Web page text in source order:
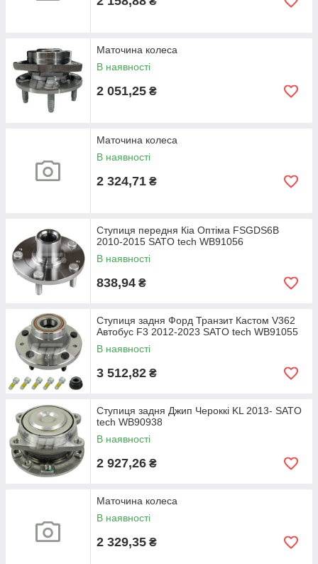
Маточина колеса
В наявності
2 051,25 ₴
Маточина колеса
В наявності
2 324,71 ₴
Ступиця передня Кіа Оптіма FSGDS6B
2010-2015 SATO tech WB91056
В наявності
838,94 ₴
Ступиця задня Форд Транзит Кастом V362
Автобус F3 2012-2023 SATO tech WB91055
В наявності
3 512,82 ₴
Ступиця задня Джип Чероккі KL 2013- SATO
tech WB90938
В наявності
2 927,26 ₴
Маточина колеса
В наявності
2 329,35 ₴